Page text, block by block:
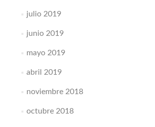
julio 2019
junio 2019
mayo 2019
abril 2019
noviembre 2018
octubre 2018